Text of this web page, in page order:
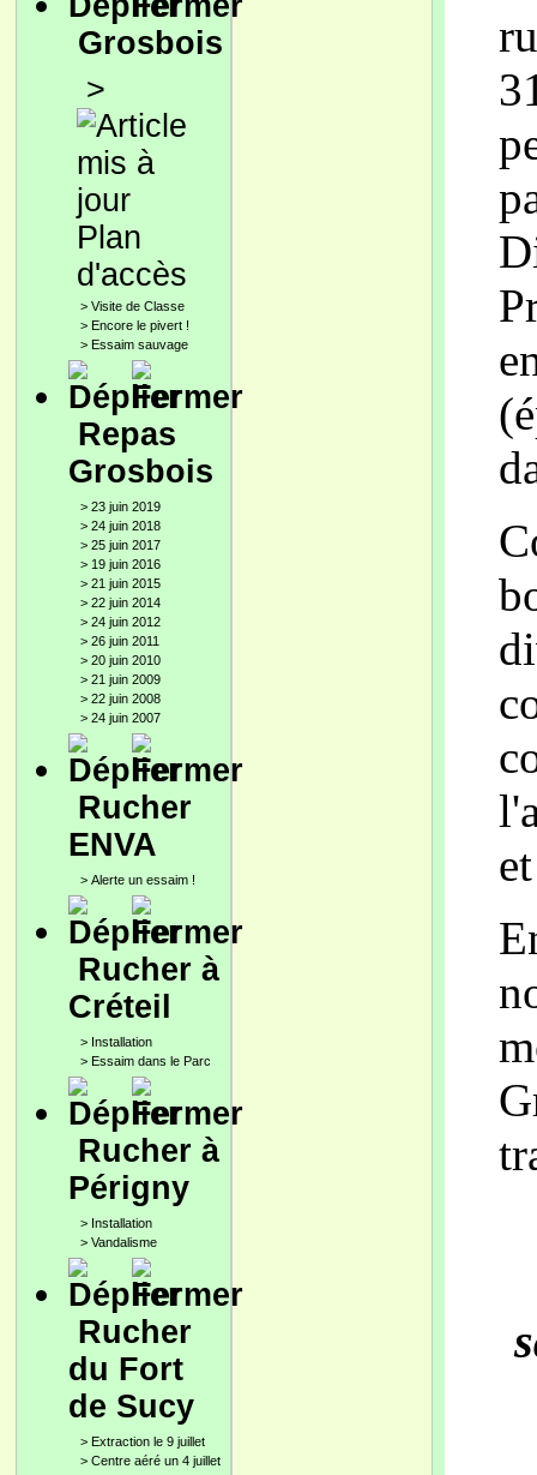
Grosbois
>
Plan
d'accès
> Visite de Classe
> Encore le pivert !
> Essaim sauvage
Repas
Grosbois
> 23 juin 2019
> 24 juin 2018
> 25 juin 2017
> 19 juin 2016
> 21 juin 2015
> 22 juin 2014
> 24 juin 2012
> 26 juin 2011
> 20 juin 2010
> 21 juin 2009
> 22 juin 2008
> 24 juin 2007
Rucher
ENVA
> Alerte un essaim !
Rucher à
Créteil
> Installation
> Essaim dans le Parc
Rucher à
Périgny
> Installation
> Vandalisme
Rucher
du Fort
de Sucy
> Extraction le 9 juillet
> Centre aéré un 4 juillet